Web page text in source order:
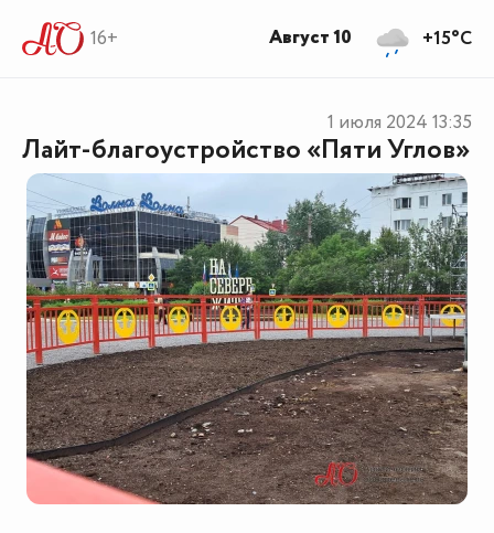
16+
Лайт-благоустройство «Пяти Углов»
1 июля 2024 13:35
+15°C
Август 10